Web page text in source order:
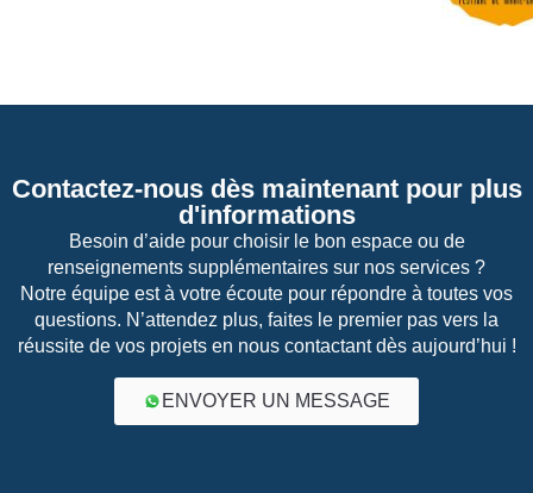
Contactez-nous dès maintenant pour plus
d'informations
Besoin d’aide pour choisir le bon espace ou de
renseignements supplémentaires sur nos services ?
Notre équipe est à votre écoute pour répondre à toutes vos
questions. N’attendez plus, faites le premier pas vers la
réussite de vos projets en nous contactant dès aujourd’hui !
ENVOYER UN MESSAGE